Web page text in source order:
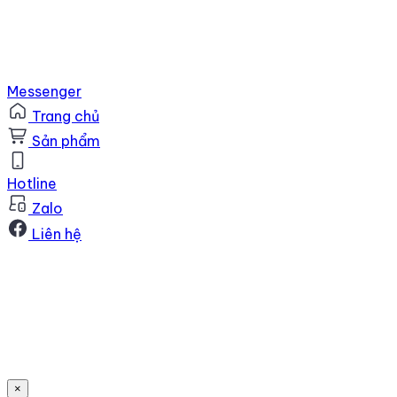
Messenger
Trang chủ
Sản phẩm
Hotline
Zalo
Liên hệ
×